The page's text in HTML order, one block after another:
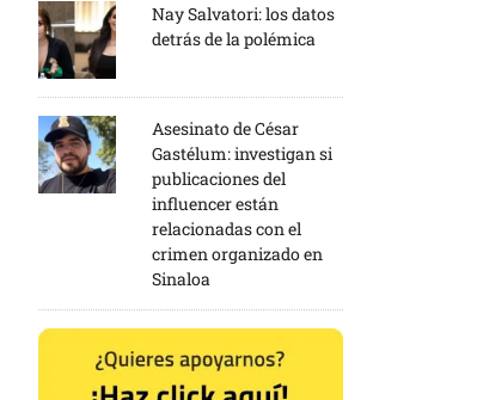
Nay Salvatori: los datos
detrás de la polémica
Asesinato de César
Gastélum: investigan si
publicaciones del
influencer están
relacionadas con el
crimen organizado en
Sinaloa